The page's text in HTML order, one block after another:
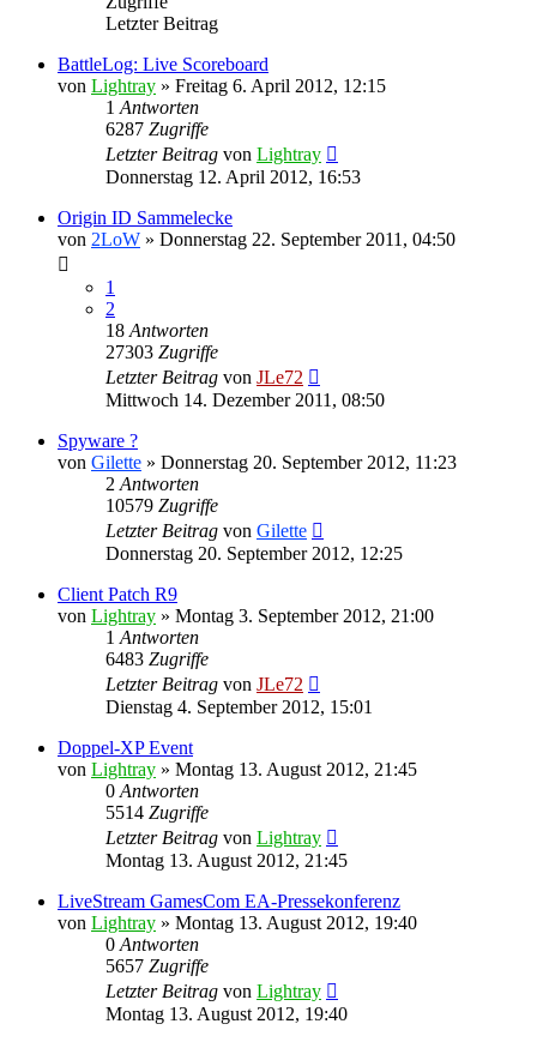
Letzter Beitrag
BattleLog: Live Scoreboard
von Lightray » Freitag 6. April 2012, 12:15
1 Antworten
6287 Zugriffe
Letzter Beitrag von Lightray
Donnerstag 12. April 2012, 16:53
Origin ID Sammelecke
von 2LoW » Donnerstag 22. September 2011, 04:50
1
2
18 Antworten
27303 Zugriffe
Letzter Beitrag von JLe72
Mittwoch 14. Dezember 2011, 08:50
Spyware ?
von Gilette » Donnerstag 20. September 2012, 11:23
2 Antworten
10579 Zugriffe
Letzter Beitrag von Gilette
Donnerstag 20. September 2012, 12:25
Client Patch R9
von Lightray » Montag 3. September 2012, 21:00
1 Antworten
6483 Zugriffe
Letzter Beitrag von JLe72
Dienstag 4. September 2012, 15:01
Doppel-XP Event
von Lightray » Montag 13. August 2012, 21:45
0 Antworten
5514 Zugriffe
Letzter Beitrag von Lightray
Montag 13. August 2012, 21:45
LiveStream GamesCom EA-Pressekonferenz
von Lightray » Montag 13. August 2012, 19:40
0 Antworten
5657 Zugriffe
Letzter Beitrag von Lightray
Montag 13. August 2012, 19:40